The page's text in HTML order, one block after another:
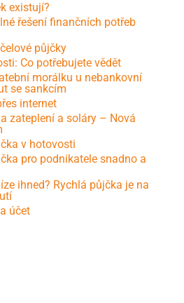
existují?
řešení finančních potřeb
půjčky
Co potřebujete vědět
morálku u nebankovní
se sankcím
internet
zateplení a soláry – Nová
v hotovosti
pro podnikatele snadno a
ihned? Rychlá půjčka je na
účet